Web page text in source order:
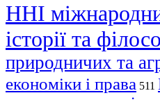
ННІ
історії та
природничих та
економіки і права 511